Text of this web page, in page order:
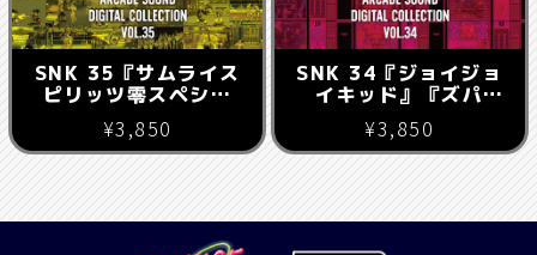
SNK 35『サムライス
ピリッツ零スペシャ
ル』『ファイヤースー
プレックス』
¥3,850
SNK 34『ジョイジョ
イキッド』『ズパ
パ！』
¥3,850